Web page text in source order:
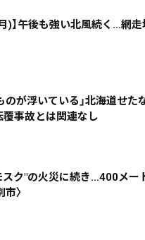
)】午後も強い北風続く…網
ものが浮いている」北海道
事故とは関連なし
ク"の火災に続き…400メ
〉
~